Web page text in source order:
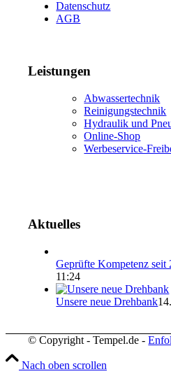
Datenschutz
AGB
Leistungen
Abwassertechnik
Reinigungstechnik
Hydraulik und
Online-Shop
Werbeservice-
Aktuelles
Geprüfte Kompetenz seit
11:24
Unsere neue Drehbank
© Copyright - Tempel.de -
Nach oben scrollen